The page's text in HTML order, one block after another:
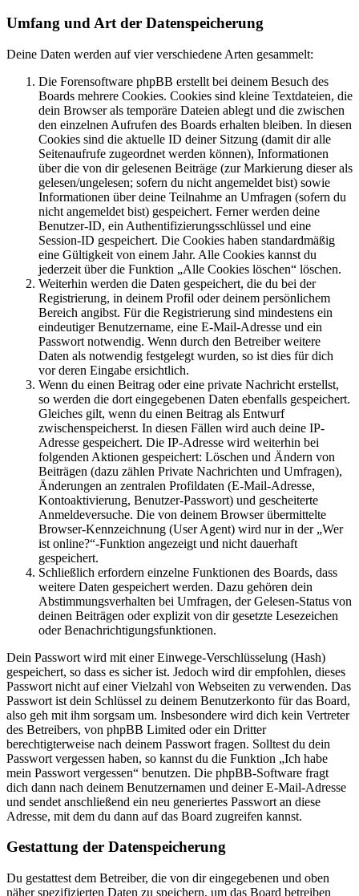
Umfang und Art der Datenspeicherung
Deine Daten werden auf vier verschiedene Arten gesammelt:
Die Forensoftware phpBB erstellt bei deinem Besuch des
Boards mehrere Cookies. Cookies sind kleine Textdateien, die
dein Browser als temporäre Dateien ablegt und die zwischen
den einzelnen Aufrufen des Boards erhalten bleiben. In diesen
Cookies sind die aktuelle ID deiner Sitzung (damit dir alle
Seitenaufrufe zugeordnet werden können), Informationen
über die von dir gelesenen Beiträge (zur Markierung dieser als
gelesen/ungelesen; sofern du nicht angemeldet bist) sowie
Informationen über deine Teilnahme an Umfragen (sofern du
nicht angemeldet bist) gespeichert. Ferner werden deine
Benutzer-ID, ein Authentifizierungsschlüssel und eine
Session-ID gespeichert. Die Cookies haben standardmäßig
eine Gültigkeit von einem Jahr. Alle Cookies kannst du
jederzeit über die Funktion „Alle Cookies löschen“ löschen.
Weiterhin werden die Daten gespeichert, die du bei der
Registrierung, in deinem Profil oder deinem persönlichem
Bereich angibst. Für die Registrierung sind mindestens ein
eindeutiger Benutzername, eine E-Mail-Adresse und ein
Passwort notwendig. Wenn durch den Betreiber weitere
Daten als notwendig festgelegt wurden, so ist dies für dich
vor deren Eingabe ersichtlich.
Wenn du einen Beitrag oder eine private Nachricht erstellst,
so werden die dort eingegebenen Daten ebenfalls gespeichert.
Gleiches gilt, wenn du einen Beitrag als Entwurf
zwischenspeicherst. In diesen Fällen wird auch deine IP-
Adresse gespeichert. Die IP-Adresse wird weiterhin bei
folgenden Aktionen gespeichert: Löschen und Ändern von
Beiträgen (dazu zählen Private Nachrichten und Umfragen),
Änderungen an zentralen Profildaten (E-Mail-Adresse,
Kontoaktivierung, Benutzer-Passwort) und gescheiterte
Anmeldeversuche. Die von deinem Browser übermittelte
Browser-Kennzeichnung (User Agent) wird nur in der „Wer
ist online?“-Funktion angezeigt und nicht dauerhaft
gespeichert.
Schließlich erfordern einzelne Funktionen des Boards, dass
weitere Daten gespeichert werden. Dazu gehören dein
Abstimmungsverhalten bei Umfragen, der Gelesen-Status von
deinen Beiträgen oder explizit von dir gesetzte Lesezeichen
oder Benachrichtigungsfunktionen.
Dein Passwort wird mit einer Einwege-Verschlüsselung (Hash)
gespeichert, so dass es sicher ist. Jedoch wird dir empfohlen, dieses
Passwort nicht auf einer Vielzahl von Webseiten zu verwenden. Das
Passwort ist dein Schlüssel zu deinem Benutzerkonto für das Board,
also geh mit ihm sorgsam um. Insbesondere wird dich kein Vertreter
des Betreibers, von phpBB Limited oder ein Dritter
berechtigterweise nach deinem Passwort fragen. Solltest du dein
Passwort vergessen haben, so kannst du die Funktion „Ich habe
mein Passwort vergessen“ benutzen. Die phpBB-Software fragt
dich dann nach deinem Benutzernamen und deiner E-Mail-Adresse
und sendet anschließend ein neu generiertes Passwort an diese
Adresse, mit dem du dann auf das Board zugreifen kannst.
Gestattung der Datenspeicherung
Du gestattest dem Betreiber, die von dir eingegebenen und oben
näher spezifizierten Daten zu speichern, um das Board betreiben